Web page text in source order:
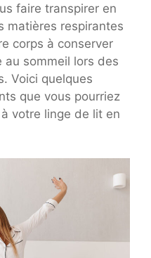
faire transpirer en
matières respirantes
corps à conserver
sommeil lors des
Voici quelques
que vous pourriez
votre linge de lit en